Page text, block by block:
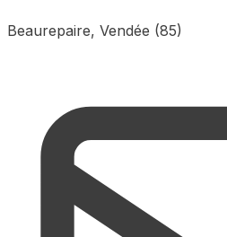
Beaurepaire, Vendée (85)